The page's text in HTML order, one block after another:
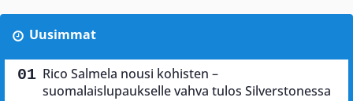
Uusimmat
Rico Salmela nousi kohisten –
suomalaislupaukselle vahva tulos Silverstonessa